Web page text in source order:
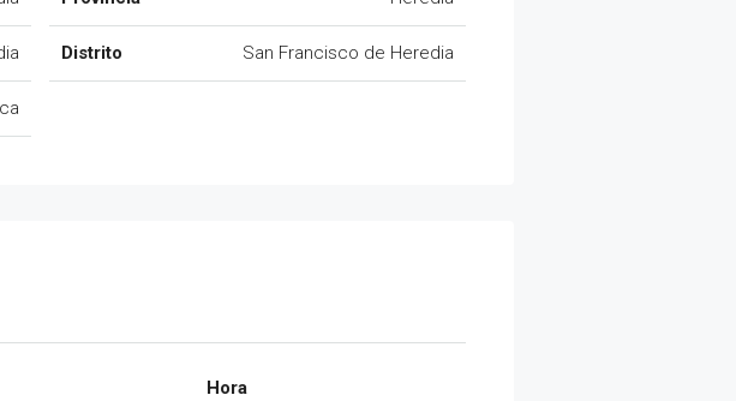
Distrito San Francisco de Heredia
Hora